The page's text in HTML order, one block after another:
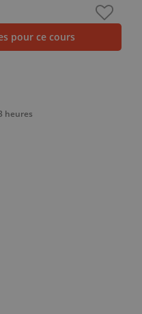
pour ce cours
heures